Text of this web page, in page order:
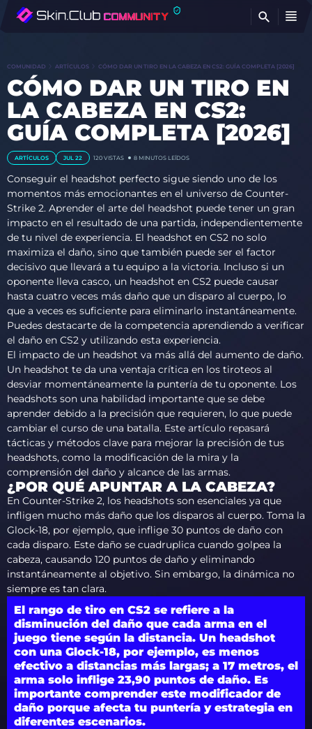
COMUNIDAD ARTÍCULOS CÓMO DAR UN TIRO EN LA CABEZA EN CS2: GUÍA COMPLETA [2026]
CÓMO DAR UN TIRO EN
LA CABEZA EN CS2:
GUÍA COMPLETA [2026]
ARTÍCULOS JUL 22 120 VISTAS 8 MINUTOS LEÍDOS
Conseguir el headshot perfecto sigue siendo uno de los
momentos más emocionantes en el universo de Counter-
Strike 2. Aprender el arte del headshot puede tener un gran
impacto en el resultado de una partida, independientemente
de tu nivel de experiencia. El headshot en CS2 no solo
maximiza el daño, sino que también puede ser el factor
decisivo que llevará a tu equipo a la victoria. Incluso si un
oponente lleva casco, un headshot en CS2 puede causar
hasta cuatro veces más daño que un disparo al cuerpo, lo
que a veces es suficiente para eliminarlo instantáneamente.
Puedes destacarte de la competencia aprendiendo a verificar
el daño en CS2 y utilizando esta experiencia.
El impacto de un headshot va más allá del aumento de daño.
Un headshot te da una ventaja crítica en los tiroteos al
desviar momentáneamente la puntería de tu oponente. Los
headshots son una habilidad importante que se debe
aprender debido a la precisión que requieren, lo que puede
cambiar el curso de una batalla. Este artículo repasará
tácticas y métodos clave para mejorar la precisión de tus
headshots, como la modificación de la mira y la
comprensión del daño y alcance de las armas.
¿POR QUÉ APUNTAR A LA CABEZA?
En Counter-Strike 2, los headshots son esenciales ya que
infligen mucho más daño que los disparos al cuerpo. Toma la
Glock-18, por ejemplo, que inflige 30 puntos de daño con
cada disparo. Este daño se cuadruplica cuando golpea la
cabeza, causando 120 puntos de daño y eliminando
instantáneamente al objetivo. Sin embargo, la dinámica no
siempre es tan clara.
El rango de tiro en CS2 se refiere a la
disminución del daño que cada arma en el
juego tiene según la distancia. Un headshot
con una Glock-18, por ejemplo, es menos
efectivo a distancias más largas; a 17 metros, el
arma solo inflige 23,90 puntos de daño. Es
importante comprender este modificador de
daño porque afecta tu puntería y estrategia en
diferentes escenarios.